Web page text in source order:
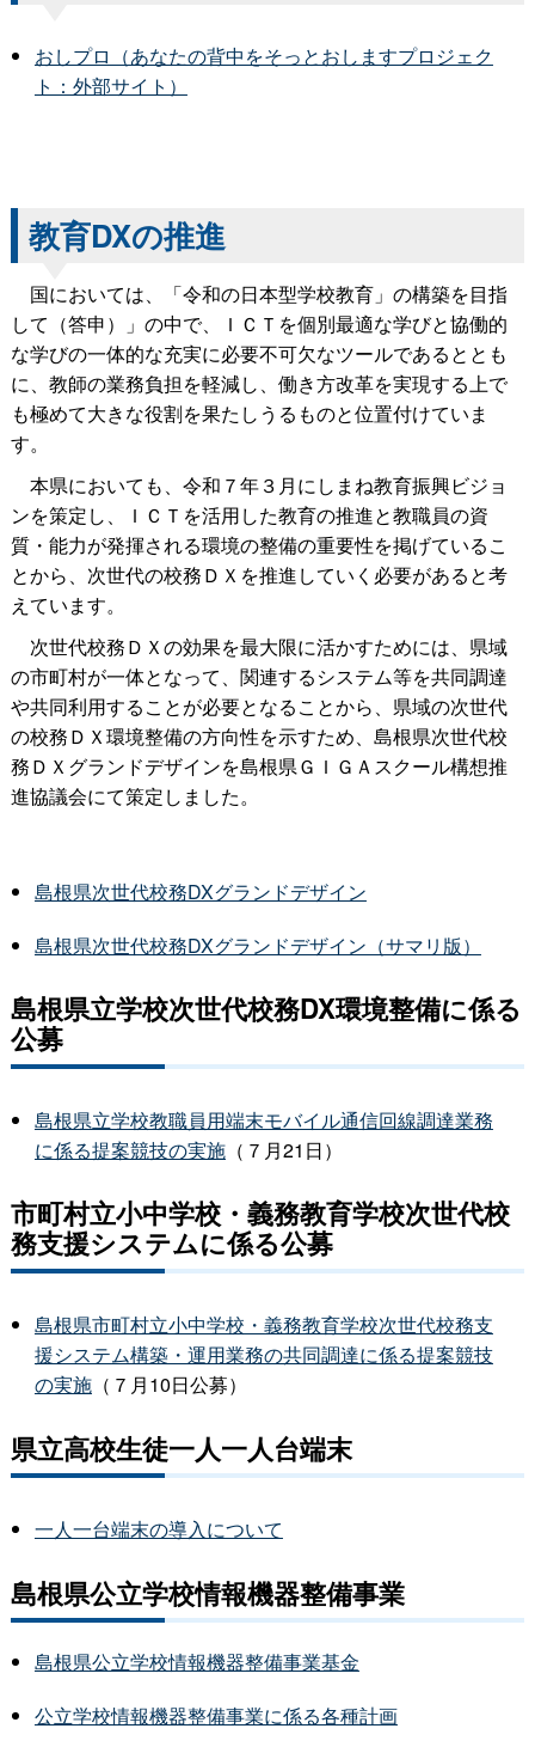
おしプロ（あなたの背中をそっとおしますプロジェク
ト：外部サイト）
教育DXの推進
国においては、「令和の日本型学校教育」の構築を目指
して（答申）」の中で、ＩＣＴを個別最適な学びと協働的
な学びの一体的な充実に必要不可欠なツールであるととも
に、教師の業務負担を軽減し、働き方改革を実現する上で
も極めて大きな役割を果たしうるものと位置付けていま
す。
本県においても、令和７年３月にしまね教育振興ビジョ
ンを策定し、ＩＣＴを活用した教育の推進と教職員の資
質・能力が発揮される環境の整備の重要性を掲げているこ
とから、次世代の校務ＤＸを推進していく必要があると考
えています。
次世代校務ＤＸの効果を最大限に活かすためには、県域
の市町村が一体となって、関連するシステム等を共同調達
や共同利用することが必要となることから、県域の次世代
の校務ＤＸ環境整備の方向性を示すため、島根県次世代校
務ＤＸグランドデザインを島根県ＧＩＧＡスクール構想推
進協議会にて策定しました。
島根県次世代校務DXグランドデザイン
島根県次世代校務DXグランドデザイン（サマリ版）
島根県立学校次世代校務DX環境整備に係る
公募
島根県立学校教職員用端末モバイル通信回線調達業務
に係る提案競技の実施（７月21日）
市町村立小中学校・義務教育学校次世代校
務支援システムに係る公募
島根県市町村立小中学校・義務教育学校次世代校務支
援システム構築・運用業務の共同調達に係る提案競技
の実施（７月10日公募）
県立高校生徒一人一人台端末
一人一台端末の導入について
島根県公立学校情報機器整備事業
島根県公立学校情報機器整備事業基金
公立学校情報機器整備事業に係る各種計画